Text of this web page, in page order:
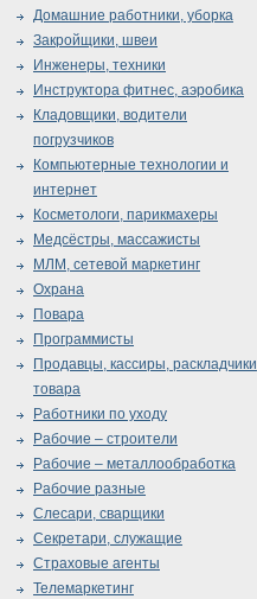
Домашние работники, уборка
Закройщики, швеи
Инженеры, техники
Инструктора фитнес, аэробика
Кладовщики, водители
погрузчиков
Компьютерные технологии и
интернет
Косметологи, парикмахеры
Медсёстры, массажисты
МЛМ, сетевой маркетинг
Охрана
Повара
Программисты
Продавцы, кассиры, раскладчики
товара
Работники по уходу
Рабочие – строители
Рабочие – металлообработка
Рабочие разные
Слесари, сварщики
Секретари, служащие
Страховые агенты
Телемаркетинг